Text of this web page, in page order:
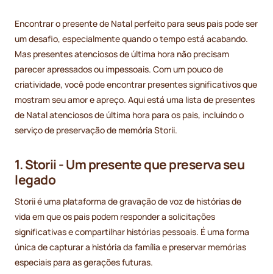
Encontrar o presente de Natal perfeito para seus pais pode ser
um desafio, especialmente quando o tempo está acabando.
Mas presentes atenciosos de última hora não precisam
parecer apressados ou impessoais. Com um pouco de
criatividade, você pode encontrar presentes significativos que
mostram seu amor e apreço. Aqui está uma lista de presentes
de Natal atenciosos de última hora para os pais, incluindo o
serviço de preservação de memória Storii.
1. Storii - Um presente que preserva seu
legado
Storii é uma plataforma de gravação de voz de histórias de
vida em que os pais podem responder a solicitações
significativas e compartilhar histórias pessoais. É uma forma
única de capturar a história da família e preservar memórias
especiais para as gerações futuras.